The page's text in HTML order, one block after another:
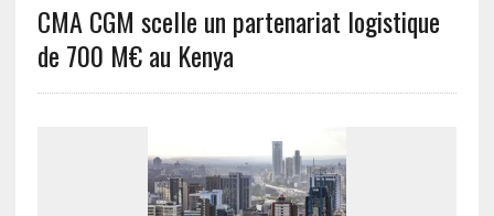
CMA CGM scelle un partenariat logistique
de 700 M€ au Kenya